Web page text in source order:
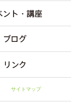
サイトマップ